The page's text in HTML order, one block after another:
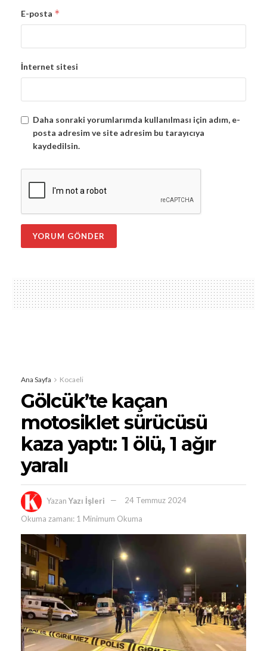
E-posta *
İnternet sitesi
Daha sonraki yorumlarımda kullanılması için adım, e-
posta adresim ve site adresim bu tarayıcıya
kaydedilsin.
Ana Sayfa Kocaeli
Gölcük’te kaçan
motosiklet sürücüsü
kaza yaptı: 1 ölü, 1 ağır
yaralı
Yazan Yazı İşleri
24 Temmuz 2024
Okuma zamanı: 1 Minimum Okuma